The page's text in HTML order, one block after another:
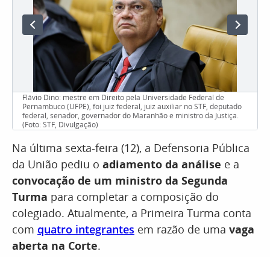
Flávio Dino: mestre em Direito pela Universidade Federal de
Pernambuco (UFPE), foi juiz federal, juiz auxiliar no STF, deputado
federal, senador, governador do Maranhão e ministro da Justiça.
(Foto: STF, Divulgação)
Na última sexta-feira (12), a Defensoria Pública
da União pediu o adiamento da análise e a
convocação de um ministro da Segunda
Turma para completar a composição do
colegiado. Atualmente, a Primeira Turma conta
com quatro integrantes em razão de uma vaga
aberta na Corte.